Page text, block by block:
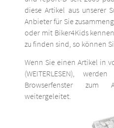
diese Artikel aus unserer
Anbieter für Sie
oder mit Biker4Kids
zu finden sind, so können
Wenn Sie einen Artikel in
(WEITERLESEN),
Browserfenster zum
weitergeleitet.